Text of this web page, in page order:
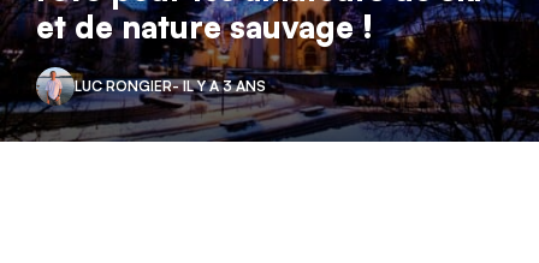
et de nature sauvage !
LUC RONGIER- IL Y A 3 ANS